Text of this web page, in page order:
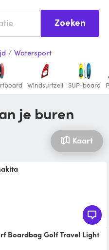
Zoeken
/ Watersport
Windsurfzeil SUP-board
je buren
Kaart